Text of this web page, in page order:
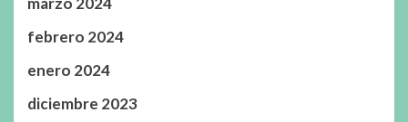
febrero 2024
enero 2024
diciembre 2023